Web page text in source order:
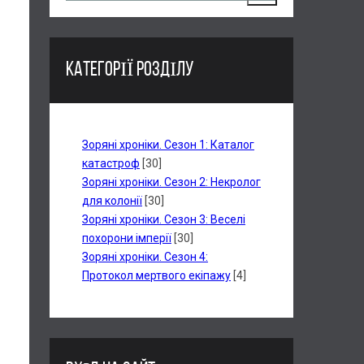
КАТЕГОРІЇ РОЗДІЛУ
Зоряні хроніки. Сезон 1: Каталог
катастроф [30]
Зоряні хроніки. Сезон 2: Некролог
для колонії [30]
Зоряні хроніки. Сезон 3: Веселі
похорони імперії [30]
Зоряні хроніки. Сезон 4:
Протокол мертвого екіпажу [4]